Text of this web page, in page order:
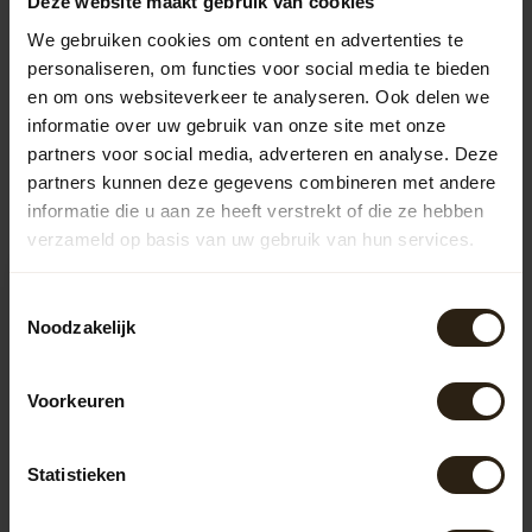
We gebruiken cookies om content en advertenties te
personaliseren, om functies voor social media te bieden
en om ons websiteverkeer te analyseren. Ook delen we
informatie over uw gebruik van onze site met onze
partners voor social media, adverteren en analyse. Deze
partners kunnen deze gegevens combineren met andere
informatie die u aan ze heeft verstrekt of die ze hebben
verzameld op basis van uw gebruik van hun services.
Noodzakelijk
Voorkeuren
Statistieken
Vragen over dit product?
Neem gerust contact op met onze klantenservice op
info@barrelatelier.nl of038 - 3760185. We helpen je graag!
Recent bekeken